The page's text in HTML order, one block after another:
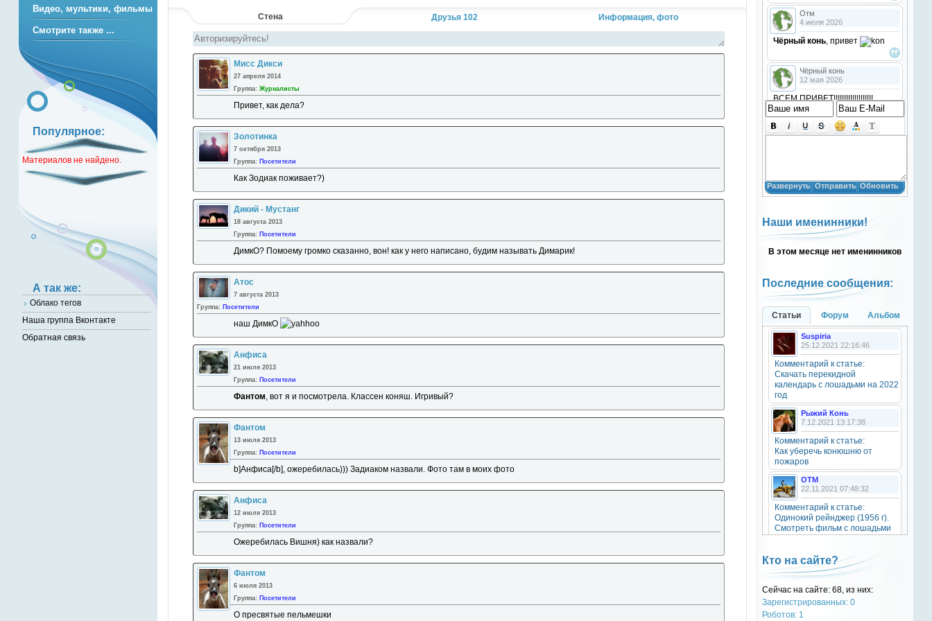
Кликните, чтобы прочесть полностью...
Стена Друзья 102 Информация, фото
Мисс Дикси
27 апреля 2014
Группа: Журналисты
Привет, как дела?
Золотинка
7 октября 2013
Группа: Посетители
Как Зодиак поживает?)
Дикий - Мустанг
18 августа 2013
Группа: Посетители
ДимкО? Помоему громко сказанно, вон! как у него написано, будим называть Димарик!
Атос
7 августа 2013
Группа: Посетители
наш ДимкО
Анфиса
21 июля 2013
Группа: Посетители
Фантом , вот я и посмотрела. Классен коняш. Игривый?
Фантом
13 июля 2013
Группа: Посетители
b]Анфиса[/b], ожеребилась))) Задиаком назвали. Фото там в моих фото
Анфиса
12 июля 2013
Группа: Посетители
Ожеребилась Вишня) как назвали?
Фантом
6 июля 2013
Группа: Посетители
О пресвятые пельмешки
Отм
4 июля 2026
Чёрный конь, привет
Чёрный конь
12 мая 2026
ВСЕМ ПРИВЕТ!!!!!!!!!!!!!!!!!!!
!!!!
Анастасия18
Анастасия18
кто игры скачивал недавно?
Анастасия18
привет
Natali
20 октября 2025
OTM
6 сентября 2025
Grey-Rattto
Grey-Rattto
2 сентября 2025
Все ещё в деле
Grey-Rattto
2 сентября 2025
Приветствую товарищи! Привет
ОТМ!
17 ноября 2024
oper202, нет такого номера в
телеге
oper202
Развернуть Отправить Обновить
Наши именинники!
В этом месяце нет именинников
Последние сообщения:
Статьи Форум Альбом
Suspiria
25.12.2021 22:16:46
Комментарий к статье:
Скачать перекидной
календарь с лошадьми на 2022
год
Рыжий Конь
7.12.2021 13:17:38
Комментарий к статье:
Как уберечь конюшню от
пожаров
OTM
22.11.2021 07:48:32
Комментарий к статье:
Одинокий рейнджер (1956 г).
Смотреть фильм с лошадьми
Natali
28.09.2021 15:30:39
Комментарий к статье:
Тест «Масти и отметины»
OTM
Кто на сайте?
Сейчас на сайте: 68, из них:
Зарегистрированных: 0
Роботов: 1
Видео, мультики, фильмы
Смотрите также ...
Популярное:
Материалов не найдено.
А так же:
Облако тегов
Наша группа Вконтакте
Обратная связь